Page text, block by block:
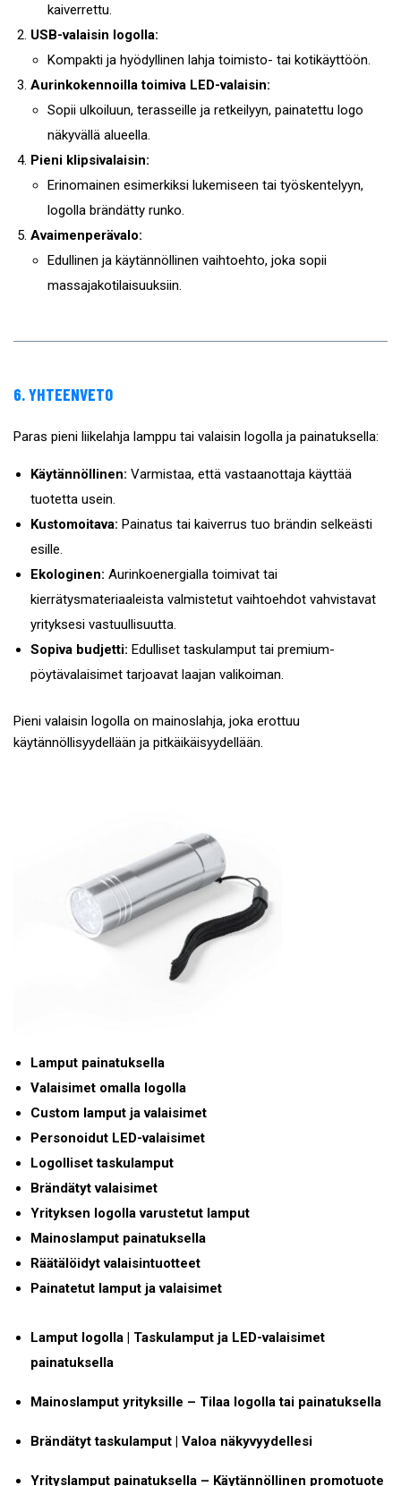
kaiverrettu.
USB-valaisin logolla:
Kompakti ja hyödyllinen lahja toimisto- tai kotikäyttöön.
Aurinkokennoilla toimiva LED-valaisin:
Sopii ulkoiluun, terasseille ja retkeilyyn, painatettu logo
näkyvällä alueella.
Pieni klipsivalaisin:
Erinomainen esimerkiksi lukemiseen tai työskentelyyn,
logolla brändätty runko.
Avaimenperävalo:
Edullinen ja käytännöllinen vaihtoehto, joka sopii
massajakotilaisuuksiin.
6. YHTEENVETO
Paras pieni liikelahja lamppu tai valaisin logolla ja painatuksella:
Käytännöllinen: Varmistaa, että vastaanottaja käyttää
tuotetta usein.
Kustomoitava: Painatus tai kaiverrus tuo brändin selkeästi
esille.
Ekologinen: Aurinkoenergialla toimivat tai
kierrätysmateriaaleista valmistetut vaihtoehdot vahvistavat
yrityksesi vastuullisuutta.
Sopiva budjetti: Edulliset taskulamput tai premium-
pöytävalaisimet tarjoavat laajan valikoiman.
Pieni valaisin logolla on mainoslahja, joka erottuu
käytännöllisyydellään ja pitkäikäisyydellään.
Lamput painatuksella
Valaisimet omalla logolla
Custom lamput ja valaisimet
Personoidut LED-valaisimet
Logolliset taskulamput
Brändätyt valaisimet
Yrityksen logolla varustetut lamput
Mainoslamput painatuksella
Räätälöidyt valaisintuotteet
Painatetut lamput ja valaisimet
Lamput logolla | Taskulamput ja LED-valaisimet
painatuksella
Mainoslamput yrityksille – Tilaa logolla tai painatuksella
Brändätyt taskulamput | Valoa näkyvyydellesi
Yrityslamput painatuksella – Käytännöllinen promotuote